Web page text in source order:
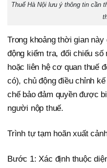
Thuế Hà Nội lưu ý thông tin cần
Trong khoảng thời gian
động kiểm tra, đối chiếu
hoặc liên hệ cơ quan thuế
có), chủ động điều chỉnh
chế bảo đảm quyền được
người nộp thuế.
Trình tự tạm hoãn xuất
Bước 1: Xác định thuộc